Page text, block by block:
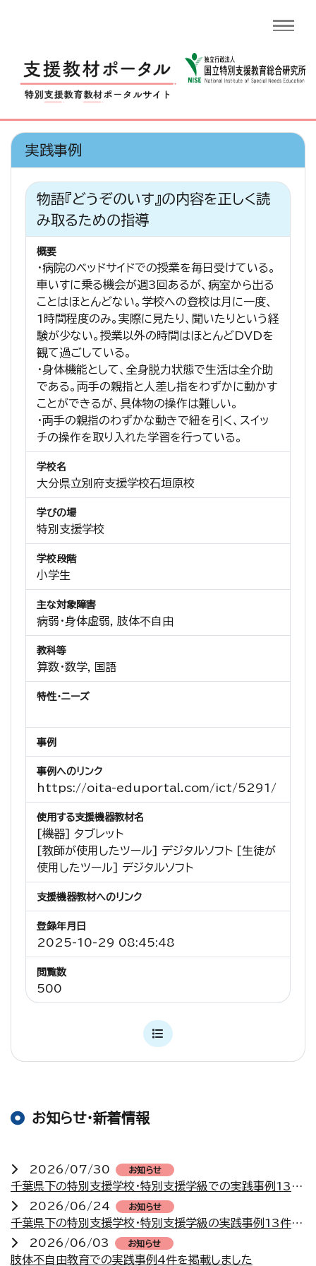
実践事例
物語『どうぞのいす』の内容を正しく読
み取るための指導
概要
・病院のベッドサイドでの授業を毎日受けている。
車いすに乗る機会が週3回あるが、病室から出る
ことはほとんどない。学校への登校は月に一度、
1時間程度のみ。実際に見たり、聞いたりという経
験が少ない。授業以外の時間はほとんどDVDを
観て過ごしている。
・身体機能として、全身脱力状態で生活は全介助
である。両手の親指と人差し指をわずかに動かす
ことができるが、具体物の操作は難しい。
・両手の親指のわずかな動きで紐を引く、スイッ
チの操作を取り入れた学習を行っている。
学校名
大分県立別府支援学校石垣原校
学びの場
特別支援学校
学校段階
小学生
主な対象障害
病弱・身体虚弱, 肢体不自由
教科等
算数・数学, 国語
特性・ニーズ
事例
事例へのリンク
https://oita-eduportal.com/ict/5291/
使用する支援機器教材名
[機器] タブレット
[教師が使用したツール] デジタルソフト [生徒が
使用したツール] デジタルソフト
支援機器教材へのリンク
登録年月日
2025-10-29 08:45:48
閲覧数
500
お知らせ・新着情報
2026/07/30 お知らせ
千葉県下の特別支援学校・特別支援学級での実践事例13件を掲載しました
2026/06/24
お知らせ
千葉県下の特別支援学校・特別支援学級の実践事例13件を掲載しました
2026/06/03
お知らせ
肢体不自由教育での実践事例4件を掲載しました